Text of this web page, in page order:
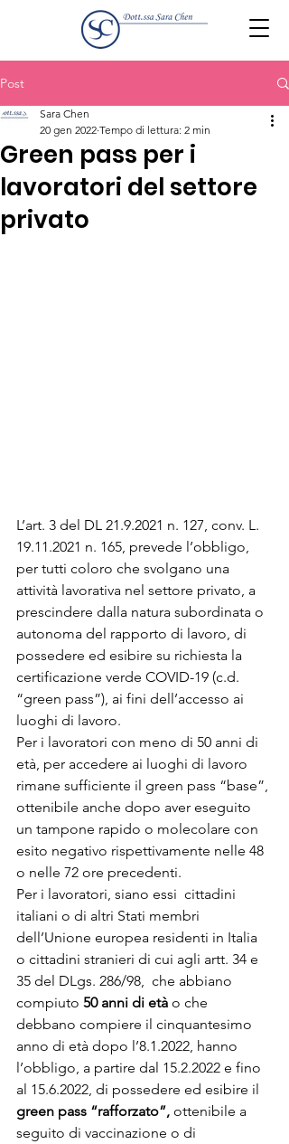
Post
Green pass per i
lavoratori del settore
privato
Sara Chen
20 gen 2022 Tempo di lettura: 2 min
L’art. 3 del DL 21.9.2021 n. 127, conv. L.
19.11.2021 n. 165, prevede l’obbligo,
per tutti coloro che svolgano una
attività lavorativa nel settore privato, a
prescindere dalla natura subordinata o
autonoma del rapporto di lavoro, di
possedere ed esibire su richiesta la
certificazione verde COVID-19 (c.d.
“green pass”), ai fini dell’accesso ai
luoghi di lavoro.
Per i lavoratori con meno di 50 anni di
età, per accedere ai luoghi di lavoro
rimane sufficiente il green pass “base”,
ottenibile anche dopo aver eseguito
un tampone rapido o molecolare con
esito negativo rispettivamente nelle 48
o nelle 72 ore precedenti.
Per i lavoratori, siano essi cittadini
italiani o di altri Stati membri
dell’Unione europea residenti in Italia
o cittadini stranieri di cui agli artt. 34 e
35 del DLgs. 286/98, che abbiano
compiuto 50 anni di età o che
debbano compiere il cinquantesimo
anno di età dopo l’8.1.2022, hanno
l’obbligo, a partire dal 15.2.2022 e fino
al 15.6.2022, di possedere ed esibire il
green pass “rafforzato”, ottenibile a
seguito di vaccinazione o di